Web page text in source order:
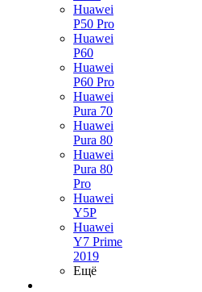
Huawei
P50 Pro
Huawei
P60
Huawei
P60 Pro
Huawei
Pura 70
Huawei
Pura 80
Huawei
Pura 80
Pro
Huawei
Y5P
Huawei
Y7 Prime
2019
Ещё